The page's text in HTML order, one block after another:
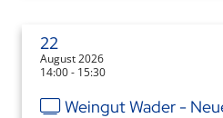
22
August 2026
14:00 - 15:30
Weingut Wader -